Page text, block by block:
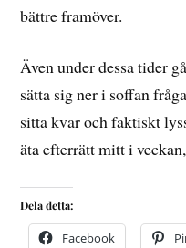
bättre framöver.
Även under dessa tider
sätta sig ner i soffan
sitta kvar och faktiskt
äta efterrätt mitt i
Dela detta:
Facebook